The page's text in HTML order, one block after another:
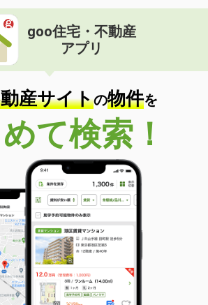
goo住宅・不動産
アプリ
産サイトの物件を
て検索！